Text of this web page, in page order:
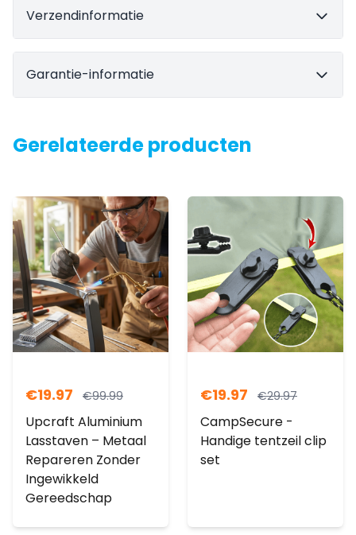
Verzendinformatie
Garantie-informatie
Gerelateerde producten
€19.97 €99.99
Upcraft Aluminium
Lasstaven – Metaal
Repareren Zonder
Ingewikkeld
Gereedschap
€19.97 €29.97
CampSecure -
Handige tentzeil clip
set